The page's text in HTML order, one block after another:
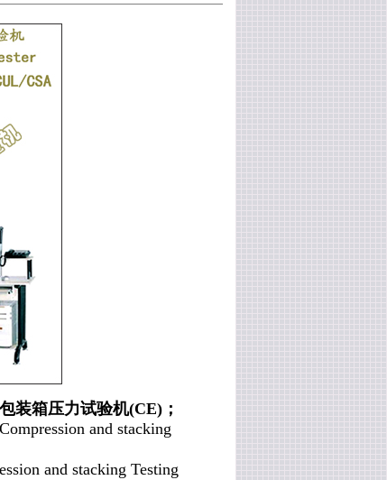
装箱压力试验机(CE)；
and stacking
and stacking Testing